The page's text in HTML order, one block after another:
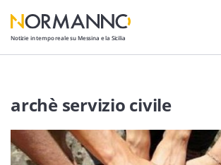
Notizie in tempo reale su Messina e la Sicilia
Attualità
Politica
archè servizio civile